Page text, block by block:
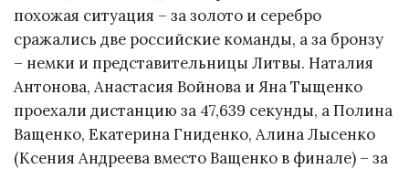
похожая ситуация – за золото и серебро
сражались две российские команды, а за бронзу
– немки и представительницы Литвы. Наталия
Антонова, Анастасия Войнова и Яна Тыщенко
проехали дистанцию за 47,639 секунды, а Полина
Ващенко, Екатерина Гниденко, Алина Лысенко
(Ксения Андреева вместо Ващенко в финале) – за